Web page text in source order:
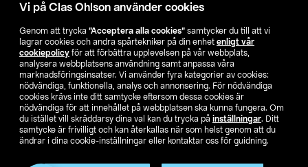
Vi på Clas Ohlson använder cookies
Genom att trycka ”Acceptera alla cookies” samtycker du till att vi
lagrar cookies och andra spårtekniker på din enhet enligt vår
cookiepolicy för att förbättra upplevelsen på vår webbplats,
analysera webbplatsens användning samt anpassa våra
marknadsföringsinsatser. Vi använder fyra kategorier av cookies:
nödvändiga, funktionella, analys och annonsering. För nödvändiga
cookies krävs inte ditt samtycke eftersom dessa cookies är
nödvändiga för att innehållet på webbplatsen ska kunna fungera. Om
du istället vill skräddarsy dina val kan du trycka på inställningar. Ditt
samtycke är frivilligt och kan återkallas när som helst genom att du
ändrar i dina cookie-inställningar eller kontaktar oss för guidning.
Hitta butik
SE NO FI